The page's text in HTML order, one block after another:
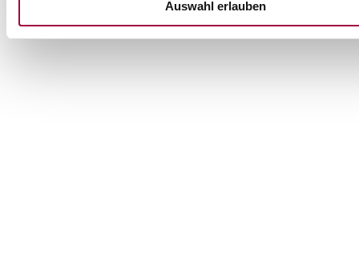
Informationen möglicherweise mit weiteren Daten
Auswahl erlauben